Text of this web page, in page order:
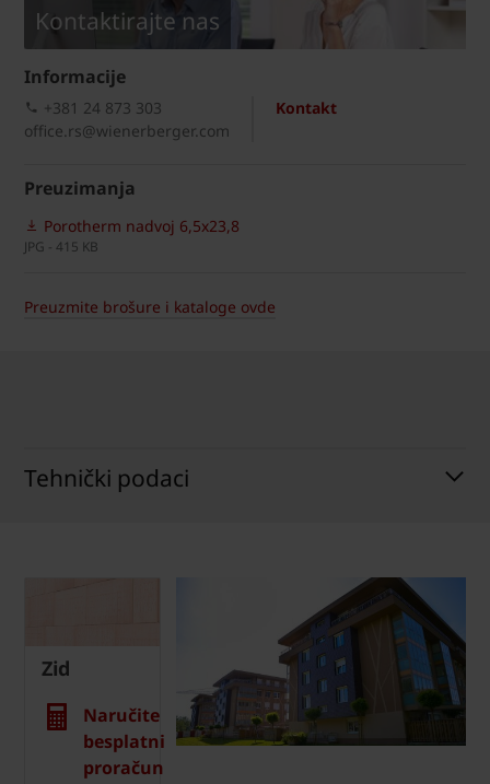
Kontaktirajte nas
Informacije
Kontakt
+381 24 873 303
office.rs@wienerberger.com
Preuzimanja
Porotherm nadvoj 6,5x23,8
JPG - 415 KB
Preuzmite brošure i kataloge ovde
Tehnički podaci
Zid
Naručite
besplatni
proračun